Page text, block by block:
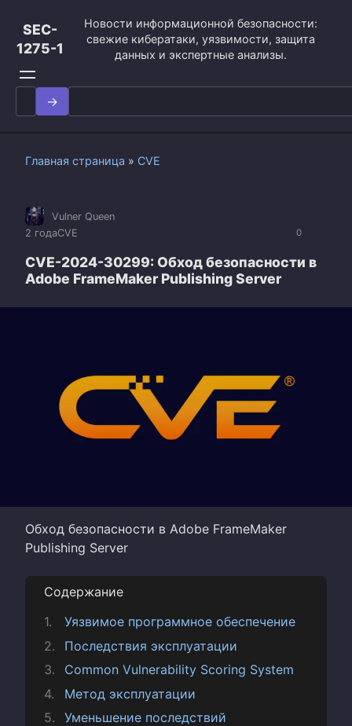
контенту
SEC-
1275-1
Новости информационной безопасности:
свежие кибератаки, уязвимости, защита
данных и экспертные анализы.
Search
for:
Главная страница » CVE
0
Vulner Queen
2 годаCVE
CVE-2024-30299: Обход безопасности в
Adobe FrameMaker Publishing Server
Обход безопасности в Adobe FrameMaker
Publishing Server
Содержание
Уязвимое программное обеспечение
Последствия эксплуатации
Common Vulnerability Scoring System
Метод эксплуатации
Уменьшение последствий